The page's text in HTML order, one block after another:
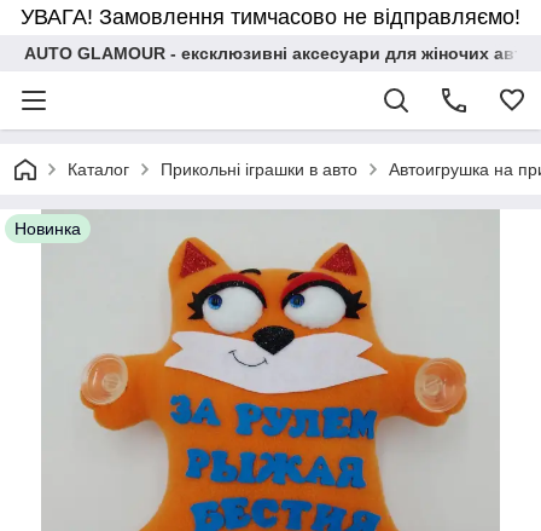
УВАГА! Замовлення тимчасово не відправляємо!
AUTO GLAMOUR - ексклюзивні аксесуари для жіночих
Каталог Прикольні іграшки в авто Автоигрушка на
Новинка